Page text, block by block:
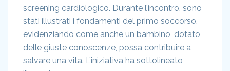
screening cardiologico. Durante l’incontro, sono
stati illustrati i fondamenti del primo soccorso,
evidenziando come anche un bambino, dotato
delle giuste conoscenze, possa contribuire a
salvare una vita. L’iniziativa ha sottolineato